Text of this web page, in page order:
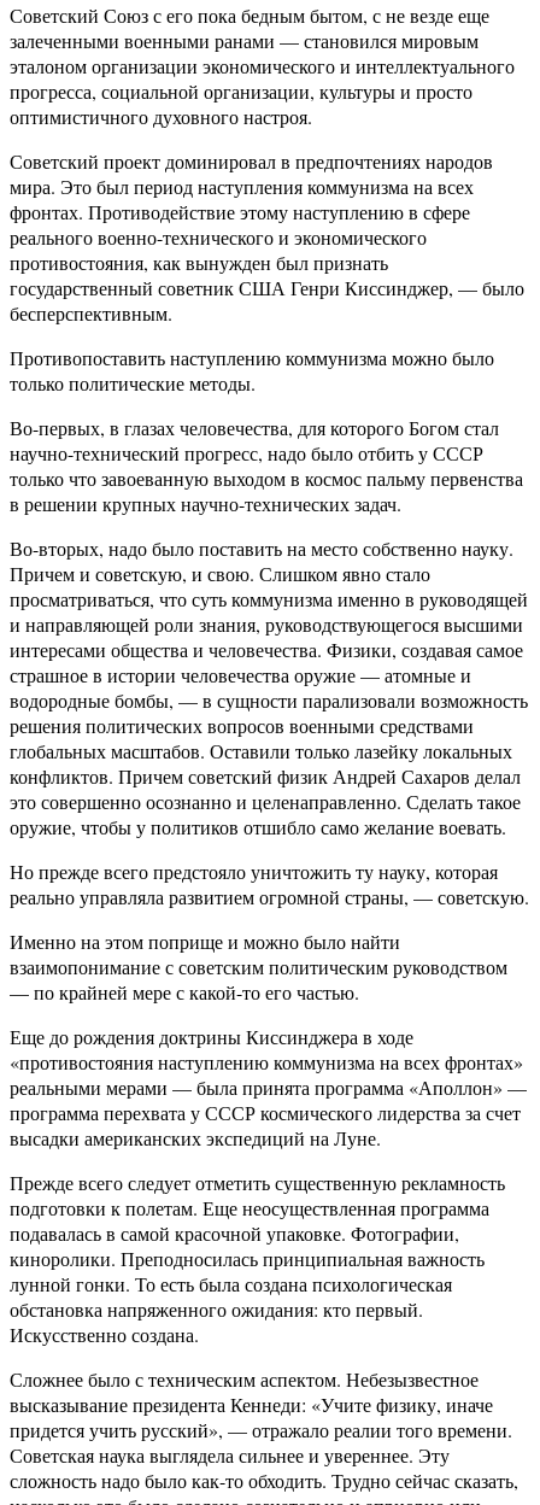
Советский Союз с его пока бедным бытом, с не везде еще
залеченными военными ранами — становился мировым
эталоном организации экономического и интеллектуального
прогресса, социальной организации, культуры и просто
оптимистичного духовного настроя.
Советский проект доминировал в предпочтениях народов
мира. Это был период наступления коммунизма на всех
фронтах. Противодействие этому наступлению в сфере
реального военно-технического и экономического
противостояния, как вынужден был признать
государственный советник США Генри Киссинджер, — было
бесперспективным.
Противопоставить наступлению коммунизма можно было
только политические методы.
Во-первых, в глазах человечества, для которого Богом стал
научно-технический прогресс, надо было отбить у СССР
только что завоеванную выходом в космос пальму первенства
в решении крупных научно-технических задач.
Во-вторых, надо было поставить на место собственно науку.
Причем и советскую, и свою. Слишком явно стало
просматриваться, что суть коммунизма именно в руководящей
и направляющей роли знания, руководствующегося высшими
интересами общества и человечества. Физики, создавая самое
страшное в истории человечества оружие — атомные и
водородные бомбы, — в сущности парализовали возможность
решения политических вопросов военными средствами
глобальных масштабов. Оставили только лазейку локальных
конфликтов. Причем советский физик Андрей Сахаров делал
это совершенно осознанно и целенаправленно. Сделать такое
оружие, чтобы у политиков отшибло само желание воевать.
Но прежде всего предстояло уничтожить ту науку, которая
реально управляла развитием огромной страны, — советскую.
Именно на этом поприще и можно было найти
взаимопонимание с советским политическим руководством
— по крайней мере с какой-то его частью.
Еще до рождения доктрины Киссинджера в ходе
«противостояния наступлению коммунизма на всех фронтах»
реальными мерами — была принята программа «Аполлон» —
программа перехвата у СССР космического лидерства за счет
высадки американских экспедиций на Луне.
Прежде всего следует отметить существенную рекламность
подготовки к полетам. Еще неосуществленная программа
подавалась в самой красочной упаковке. Фотографии,
киноролики. Преподносилась принципиальная важность
лунной гонки. То есть была создана психологическая
обстановка напряженного ожидания: кто первый.
Искусственно создана.
Сложнее было с техническим аспектом. Небезызвестное
высказывание президента Кеннеди: «Учите физику, иначе
придется учить русский», — отражало реалии того времени.
Советская наука выглядела сильнее и увереннее. Эту
сложность надо было как-то обходить. Трудно сейчас сказать,